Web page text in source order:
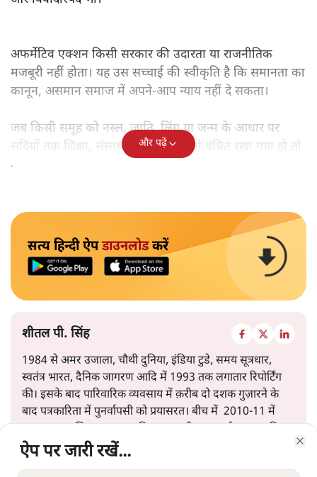
अफर्मेटिव एक्शन किसी सरकार की उदारता या राजनीतिक
मजबूरी नहीं होता। यह उस सच्चाई की स्वीकृति है कि समानता का
कानून, असमान समाज में अपने-आप न्याय नहीं दे सकता।
जब किसी समूह को नस्ल, जाति, लिंग या जन्म के आधार पर
सदियों तक शिक्षा, संसाधनों और सम्मान से वंचित रखा गया हो तो
केवल ‘सब बराबर हैं’ कह देने से स्थिति नहीं बदलती।
और पढ़ें
सत्य हिन्दी ऐपडाउनलोडकरें
शीतल पी. सिंह
1984 से अमर उजाला, चौथी दुनिया, इंडिया टुडे, समय सूत्रधार,
स्वतंत्र भारत, दैनिक जागरण आदि में 1993 तक लगातार रिपोर्टिंग
की। इसके बाद पारिवारिक व्यवसाय में क़रीब दो दशक गुज़ारने के
बाद पत्रकारिता में पुनर्वापसी को प्रयासरत। बीच में 2010-11 में
।
ऐप पर जारी रखें...
ऐप पर जारी रखें...
ऐप पर जारी रखें...
ऐप पर जारी रखें...
ऐप पर जारी रखें...
ऐप पर जारी रखें...
ऐप पर जारी रखें...